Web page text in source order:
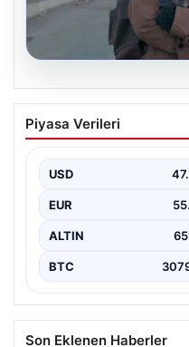
05.08.2026
Türk
Özgün Özçelik’in
Piyasa Verileri
USD
EUR
ALTIN
BTC
Son Eklenen Haberler